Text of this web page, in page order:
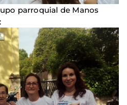
parroquial de Manos